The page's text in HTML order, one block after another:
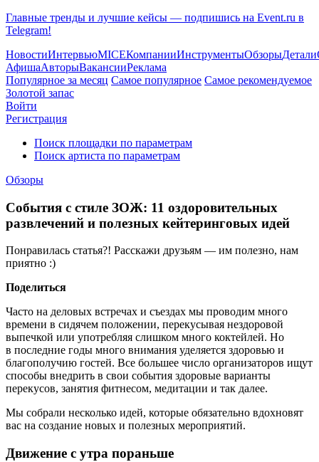
Главные тренды и лучшие кейсы — подпишись на Event.ru в
Telegram!
НовостиИнтервьюMICEКомпанииИнструментыОбзорыДетали
АфишаАвторыВакансииРеклама
Популярное за месяц Самое популярное Самое рекомендуемое
Золотой запас
Войти
Регистрация
Поиск площадки по параметрам
Поиск артиста по параметрам
Обзоры
События с стиле ЗОЖ: 11 оздоровительных
развлечений и полезных кейтеринговых идей
Понравилась статья?! Расскажи друзьям — им полезно, нам
приятно :)
Поделиться
Часто на деловых встречах и съездах мы проводим много
времени в сидячем положении, перекусывая нездоровой
выпечкой или употребляя слишком много коктейлей. Но
в последние годы много внимания уделяется здоровью и
благополучию гостей. Все большее число организаторов ищут
способы внедрить в свои события здоровые варианты
перекусов, занятия фитнесом, медитации и так далее.
Мы собрали несколько идей, которые обязательно вдохновят
вас на создание новых и полезных мероприятий.
Движение с утра пораньше